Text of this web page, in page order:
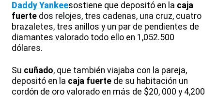
Daddy Yankeesostiene que depositó en la caja
fuerte dos relojes, tres cadenas, una cruz, cuatro
brazaletes, tres anillos y un par de pendientes de
diamantes valorado todo ello en 1,052.500
dólares.
Su cuñado, que también viajaba con la pareja,
depositó en la caja fuerte de su habitación un
cordón de oro valorado en más de $20, 000 y 4,200